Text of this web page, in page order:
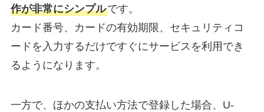
作が非常にシンプルです。
カード番号、カードの有効期限、セキュリティコ
ードを入力するだけですぐにサービスを利用でき
るようになります。
一方で、ほかの支払い方法で登録した場合、U-